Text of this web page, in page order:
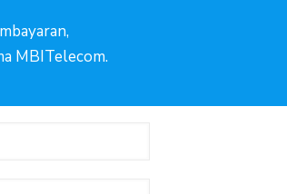
MBITelecom.